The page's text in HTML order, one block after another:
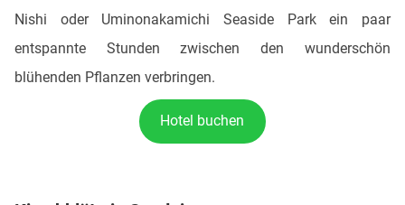
Nishi oder Uminonakamichi Seaside Park ein paar
entspannte Stunden zwischen den wunderschön
blühenden Pflanzen verbringen.
Hotel buchen